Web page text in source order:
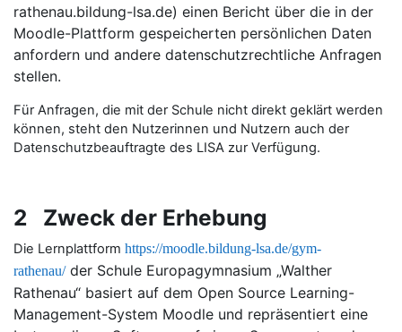
rathenau.bildung-lsa.de) einen Bericht über die in der
Moodle-Plattform gespeicherten persönlichen Daten
anfordern und andere datenschutzrechtliche Anfragen
stellen.
Für Anfragen, die mit der Schule nicht direkt geklärt werden
können, steht den Nutzerinnen und Nutzern auch der
Datenschutzbeauftragte des LISA zur Verfügung.
2 Zweck der Erhebung
Die Lernplattform https://moodle.bildung-lsa.de/gym-
rathenau/der Schule Europagymnasium „Walther
Rathenau“ basiert auf dem Open Source Learning-
Management-System Moodle und repräsentiert eine